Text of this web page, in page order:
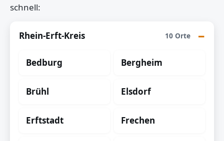
schnell:
Rhein-Erft-Kreis 10 Orte
Bedburg Bergheim
Brühl Elsdorf
Erftstadt Frechen